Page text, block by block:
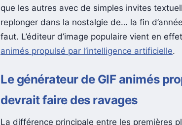
que les autres avec de simples invites
replonger dans la nostalgie de… la fin
faut. L’éditeur d’image populaire vient en
animés propulsé par l’intelligence artificielle.
Le générateur de GIF animés
devrait faire des ravages
La différence principale entre les premières